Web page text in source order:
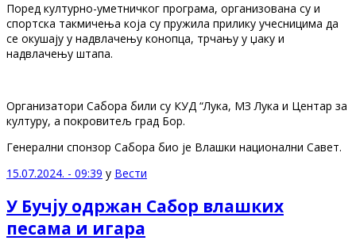
Поред културно-уметничког програма, организована су и
спортска такмичења која су пружила прилику учесницима да
се окушају у надвлачењу конопца, трчању у џаку и
надвлачењу штапа.
Организатори Сабора били су КУД “Лука, МЗ Лука и Центар за
културу, а покровитељ град Бор.
Генерални спонзор Сабора био је Влашки национални Савет.
15.07.2024. - 09:39 у Вести
У Бучју одржан Сабор влашких
песама и игара